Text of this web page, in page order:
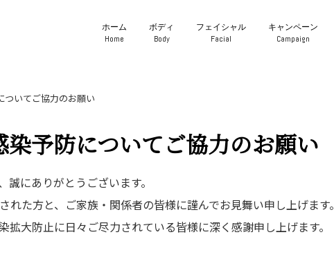
ホーム
Home
ボディ
Body
フェイシャル
Facial
キャンペーン
Campaign
ついてご協力のお願い
予防についてご協力のお願い
にありがとうございます。
た方と、ご家族・関係者の皆様に謹んでお見舞い申し上げます。
大防止に日々ご尽力されている皆様に深く感謝申し上げます。